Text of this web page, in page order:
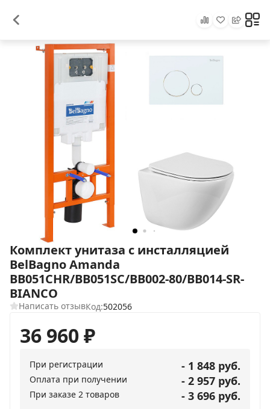
Комплект унитаза с инсталляцией
BelBagno Amanda
BB051CHR/BB051SC/BB002-80/BB014-SR-
BIANCO
Написать отзывКод:502056
36 960₽
При регистрации - 1 848 руб.
Оплата при получении - 2 957 руб.
При заказе 2 товаров - 3 696 руб.